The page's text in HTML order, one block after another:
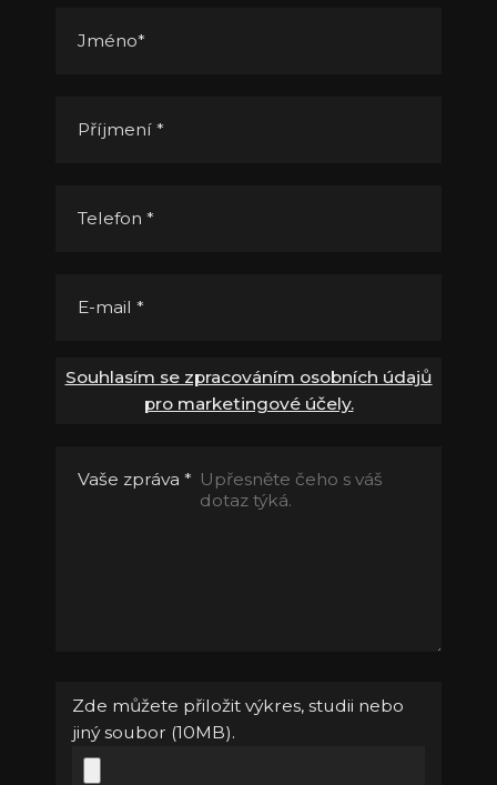
Jméno*
Příjmení *
Telefon *
E-mail *
Souhlasím se zpracováním osobních údajů
pro marketingové účely.
Vaše zpráva *
Zde můžete přiložit výkres, studii nebo
jiný soubor (10MB).